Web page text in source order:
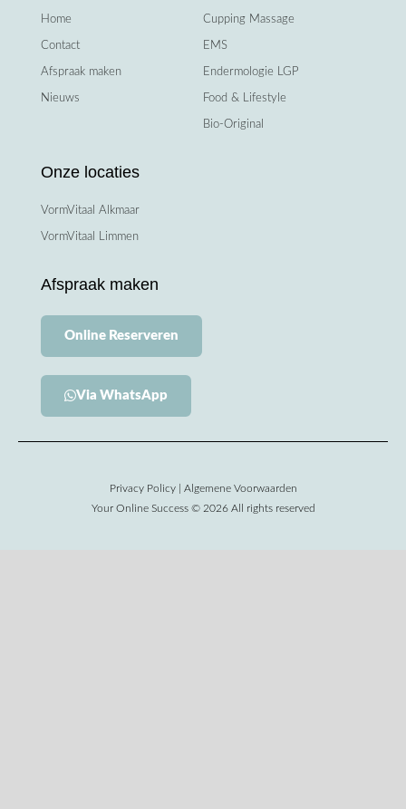
Home
Contact
Afspraak maken
Nieuws
Cupping Massage
EMS
Endermologie LGP
Food & Lifestyle
Bio-Original
Onze locaties
VormVitaal Alkmaar
VormVitaal Limmen
Afspraak maken
Online Reserveren
Via WhatsApp
Privacy Policy
Algemene Voorwaarden
Your Online Success © 2026 All rights reserved